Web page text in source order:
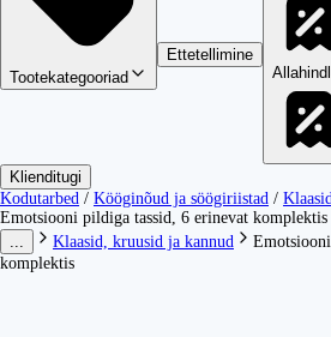
Tootekategooriad
Ettetellimine
Klienditugi
Kodutarbed / Kööginõud ja söögiriistad /
Emotsiooni pildiga tassid, 6 erinevat komplektis
Klaasid, kruusid ja kannud
komplektis